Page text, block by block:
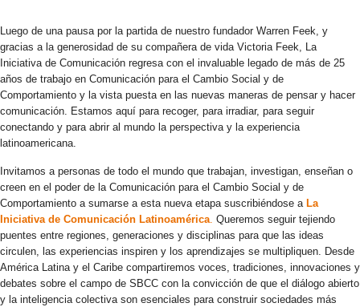
Luego de una pausa por la partida de nuestro fundador Warren Feek, y
gracias a la generosidad de su compañera de vida Victoria Feek, La
Iniciativa de Comunicación regresa con el invaluable legado de más de 25
años de trabajo en Comunicación para el Cambio Social y de
Comportamiento y la vista puesta en las nuevas maneras de pensar y hacer
comunicación. Estamos aquí para recoger, para irradiar, para seguir
conectando y para abrir al mundo la perspectiva y la experiencia
latinoamericana.
Invitamos a personas de todo el mundo que trabajan, investigan, enseñan o
creen en el poder de la Comunicación para el Cambio Social y de
Comportamiento a sumarse a esta nueva etapa suscribiéndose a La
Iniciativa de Comunicación Latinoamérica. Queremos seguir tejiendo
puentes entre regiones, generaciones y disciplinas para que las ideas
circulen, las experiencias inspiren y los aprendizajes se multipliquen. Desde
América Latina y el Caribe compartiremos voces, tradiciones, innovaciones y
debates sobre el campo de SBCC con la convicción de que el diálogo abierto
y la inteligencia colectiva son esenciales para construir sociedades más